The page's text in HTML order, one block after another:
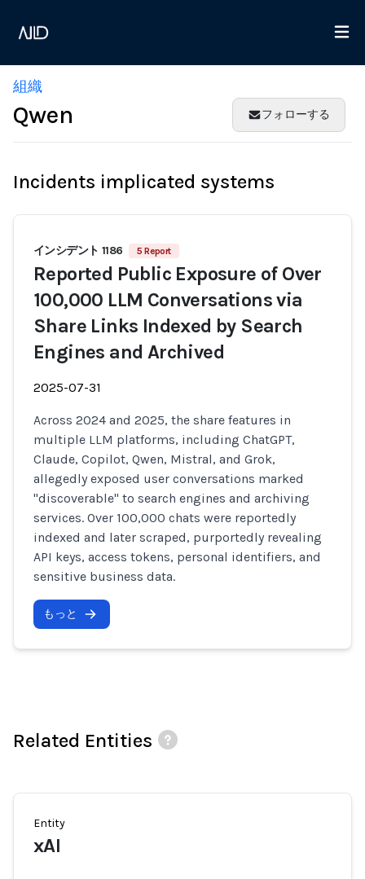
組織
Qwen フォローする
Incidents implicated systems
インシデント 1186 5 Report
Reported Public Exposure of Over
100,000 LLM Conversations via
Share Links Indexed by Search
Engines and Archived
2025-07-31
Across 2024 and 2025, the share features in
multiple LLM platforms, including ChatGPT,
Claude, Copilot, Qwen, Mistral, and Grok,
allegedly exposed user conversations marked
"discoverable" to search engines and archiving
services. Over 100,000 chats were reportedly
indexed and later scraped, purportedly revealing
API keys, access tokens, personal identifiers, and
sensitive business data.
もっと
Related Entities
Entity
xAI